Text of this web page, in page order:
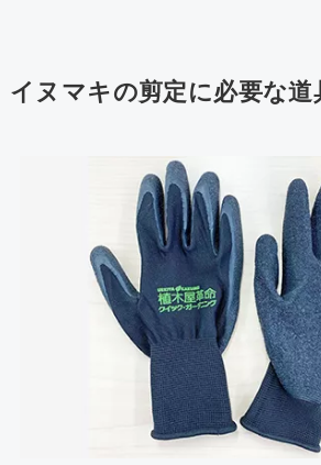
イヌマキの剪定に必要な道